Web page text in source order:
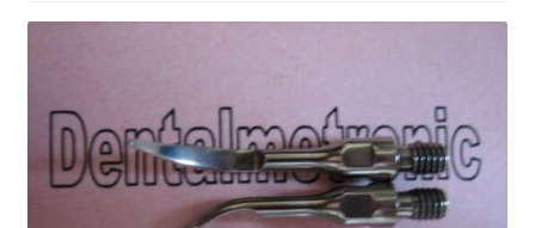
Wichtige Infos
öffnen
Unsere Firma